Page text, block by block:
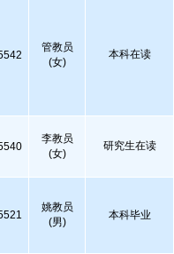
管教员
(女)
本科在读
李教员
(女)
研究生在读
姚教员
(男)
本科毕业